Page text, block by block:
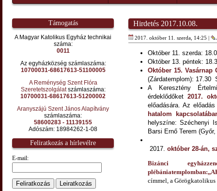
Támogatás
A Magyar Katolikus Egyház technikai
száma:
0011
Az egyházközség számlaszáma:
10700031-68617613-51100005
A Reménység Szent Flóra
Szeretetszolgálatszámlaszáma:
10700031-68617613-51200002
Aranyszájú Szent János Alapítvány
számlaszáma:
58600283 - 11139155
Adószám: 18984262-1-08
Feliratkozás a hírlevélre
E-mail:
Hirdetés 2017.10.08.
2017. október 11. szerda, 14:25 |
Október 11. szerda:
Október 13. péntek:
Október 15. Vasárnap
(Zárdatemplom): 17.30
A Keresztény
érdeklődőket 2017.
előadására. Az
hatalom
helyszíne: Széchenyi
Barsi Ernő Terem
október 28-án,
Bizánci
plébániatemplomban:
címmel, a